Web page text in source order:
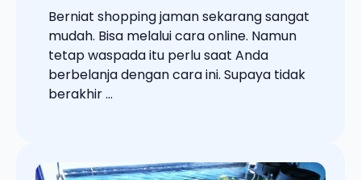
Berniat shopping jaman sekarang sangat
mudah. Bisa melalui cara online. Namun
tetap waspada itu perlu saat Anda
berbelanja dengan cara ini. Supaya tidak
berakhir ...